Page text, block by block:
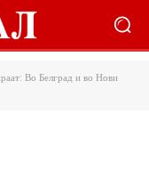
Во Белград и во Нови